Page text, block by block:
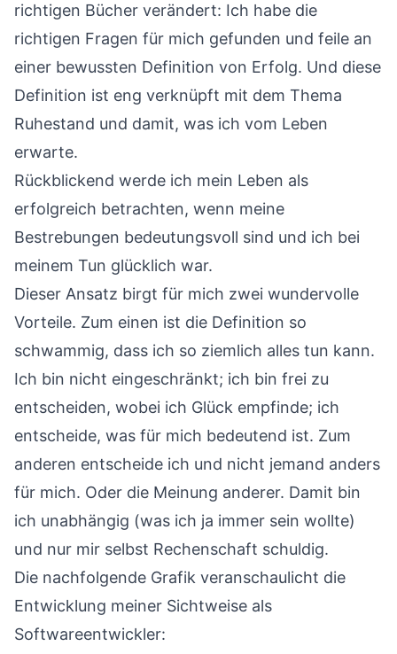
richtigen Bücher verändert: Ich habe die
richtigen Fragen für mich gefunden und feile an
einer bewussten Definition von Erfolg. Und diese
Definition ist eng verknüpft mit dem Thema
Ruhestand und damit, was ich vom Leben
erwarte.
Rückblickend werde ich mein Leben als
erfolgreich betrachten, wenn meine
Bestrebungen bedeutungsvoll sind und ich bei
meinem Tun glücklich war.
Dieser Ansatz birgt für mich zwei wundervolle
Vorteile. Zum einen ist die Definition so
schwammig, dass ich so ziemlich alles tun kann.
Ich bin nicht eingeschränkt; ich bin frei zu
entscheiden, wobei ich Glück empfinde; ich
entscheide, was für mich bedeutend ist. Zum
anderen entscheide ich und nicht jemand anders
für mich. Oder die Meinung anderer. Damit bin
ich unabhängig (was ich ja immer sein wollte)
und nur mir selbst Rechenschaft schuldig.
Die nachfolgende Grafik veranschaulicht die
Entwicklung meiner Sichtweise als
Softwareentwickler: